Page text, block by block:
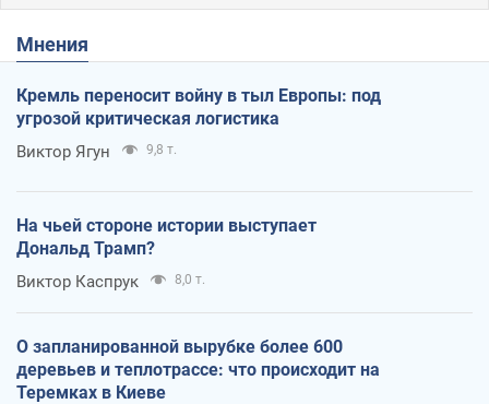
Мнения
Кремль переносит войну в тыл Европы: под
угрозой критическая логистика
Виктор Ягун 9,8 т.
На чьей стороне истории выступает
Дональд Трамп?
Виктор Каспрук 8,0 т.
О запланированной вырубке более 600
деревьев и теплотрассе: что происходит на
Теремках в Киеве